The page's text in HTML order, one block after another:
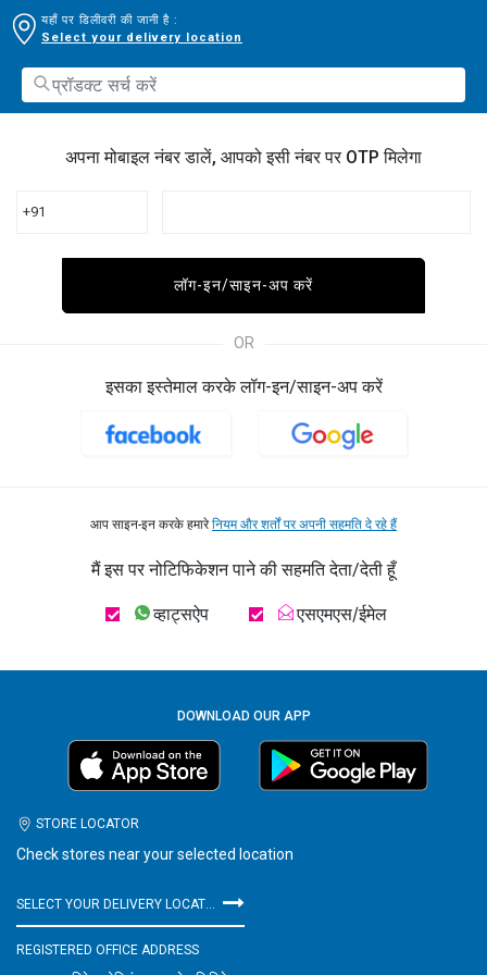
यहाँ पर डिलीवरी की जानी है :
Select your delivery location
अपना मोबाइल नंबर डालें, आपको इसी नंबर पर OTP मिलेगा
+91
लॉग-इन/साइन-अप करें
OR
इसका इस्तेमाल करके लॉग-इन/साइन-अप करें
आप साइन-इन करके हमारेनियम और शर्तों पर अपनी सहमति दे रहे हैं
मैं इस पर नोटिफिकेशन पाने की सहमति देता/देती हूँ
व्हाट्सऐप एसएमएस/ईमेल
DOWNLOAD OUR APP
STORE LOCATOR
Check stores near your selected location
SELECT YOUR DELIVERY LOCATION
REGISTERED OFFICE ADDRESS